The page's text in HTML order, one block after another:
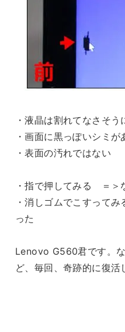
・液晶は割れてなさそう
・画面に黒っぽいシミが
・表面の汚れではない
・指で押してみる ＝＞
・消しゴムでこすって
った
Lenovo G560君です。
ど、毎回、奇跡的に復活